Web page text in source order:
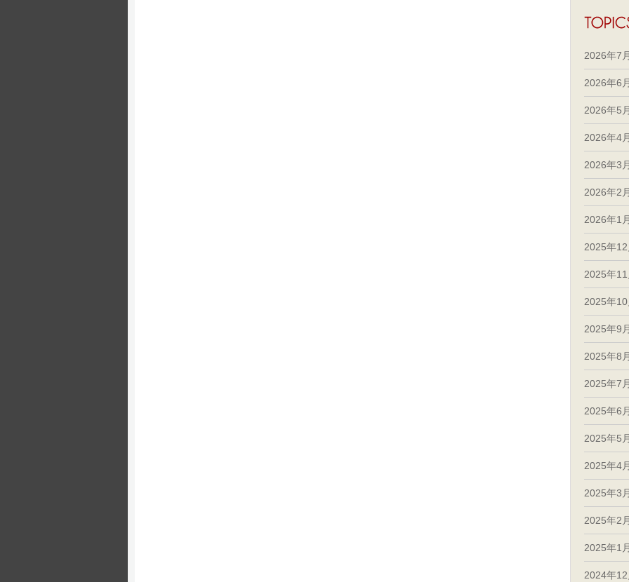
2026年7月
2026年6月
2026年5月
2026年4月
2026年3月
2026年2月
2026年1月
2025年12
2025年11
2025年10
2025年9月
2025年8月
2025年7月
2025年6月
2025年5月
2025年4月
2025年3月
2025年2月
2025年1月
2024年12